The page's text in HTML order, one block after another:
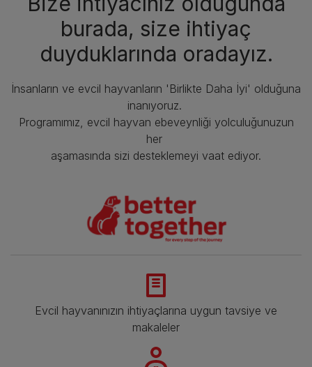
burada, size ihtiyaç
duyduklarında oradayız.
İnsanların ve evcil hayvanların 'Birlikte Daha İyi' olduğuna
inanıyoruz.
Programımız, evcil hayvan ebeveynliği yolculuğunuzun
her
aşamasında sizi desteklemeyi vaat ediyor.
Evcil hayvanınızın ihtiyaçlarına uygun tavsiye ve
makaleler